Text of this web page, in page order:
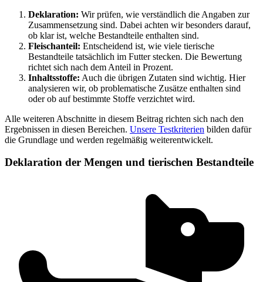
Deklaration: Wir prüfen, wie verständlich die Angaben zur
Zusammensetzung sind. Dabei achten wir besonders darauf,
ob klar ist, welche Bestandteile enthalten sind.
Fleischanteil: Entscheidend ist, wie viele tierische
Bestandteile tatsächlich im Futter stecken. Die Bewertung
richtet sich nach dem Anteil in Prozent.
Inhaltsstoffe: Auch die übrigen Zutaten sind wichtig. Hier
analysieren wir, ob problematische Zusätze enthalten sind
oder ob auf bestimmte Stoffe verzichtet wird.
Alle weiteren Abschnitte in diesem Beitrag richten sich nach den
Ergebnissen in diesen Bereichen. Unsere Testkriterien bilden dafür
die Grundlage und werden regelmäßig weiterentwickelt.
Deklaration der Mengen und tierischen Bestandteile